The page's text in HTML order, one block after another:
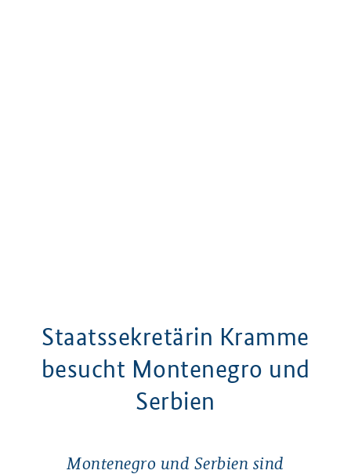
Staatssekretärin Kramme
besucht Montenegro und
Serbien
Montenegro und Serbien sind